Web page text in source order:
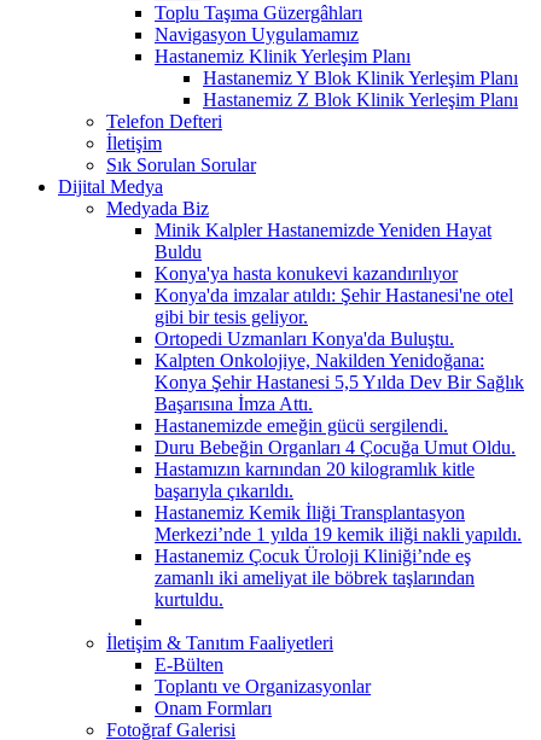
Toplu Taşıma Güzergâhları
Navigasyon Uygulamamız
Hastanemiz Klinik Yerleşim Planı
Hastanemiz Y Blok Klinik Yerleşim Planı
Hastanemiz Z Blok Klinik Yerleşim Planı
Telefon Defteri
İletişim
Sık Sorulan Sorular
Dijital Medya
Medyada Biz
Minik Kalpler Hastanemizde Yeniden Hayat
Buldu
Konya'ya hasta konukevi kazandırılıyor
Konya'da imzalar atıldı: Şehir Hastanesi'ne otel
gibi bir tesis geliyor.
Ortopedi Uzmanları Konya'da Buluştu.
Kalpten Onkolojiye, Nakilden Yenidoğana:
Konya Şehir Hastanesi 5,5 Yılda Dev Bir Sağlık
Başarısına İmza Attı.
Hastanemizde emeğin gücü sergilendi.
Duru Bebeğin Organları 4 Çocuğa Umut Oldu.
Hastamızın karnından 20 kilogramlık kitle
başarıyla çıkarıldı.
Hastanemiz Kemik İliği Transplantasyon
Merkezi’nde 1 yılda 19 kemik iliği nakli yapıldı.
Hastanemiz Çocuk Üroloji Kliniği’nde eş
zamanlı iki ameliyat ile böbrek taşlarından
kurtuldu.
İletişim & Tanıtım Faaliyetleri
E-Bülten
Toplantı ve Organizasyonlar
Onam Formları
Fotoğraf Galerisi